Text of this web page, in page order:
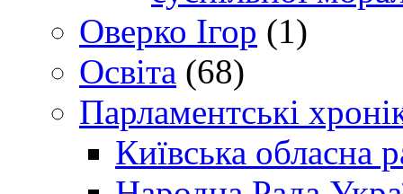
Оверко Ігор (1)
Освіта (68)
Парламентські
Київська обласна